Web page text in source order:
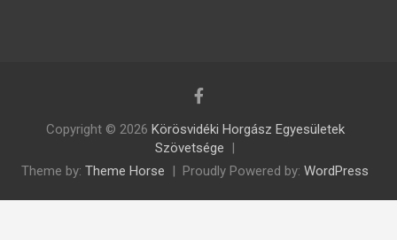
Copyright © 2026 Körösvidéki Horgász Egyesületek
Szövetsége
Theme by: Theme Horse Proudly Powered by: WordPress